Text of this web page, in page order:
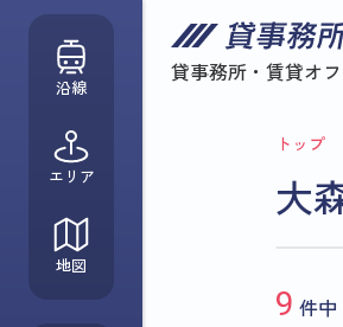
貸事務所・賃貸オ
沿線
エリア
地図
トップ
大
9 件中